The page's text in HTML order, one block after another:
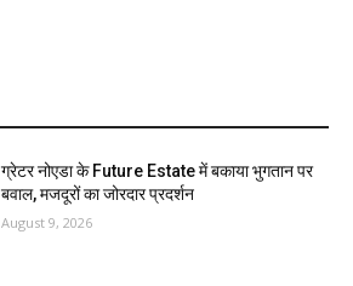
ग्रेटर नोएडा के Future Estate में बकाया भुगतान पर
बवाल, मजदूरों का जोरदार प्रदर्शन
August 9, 2026